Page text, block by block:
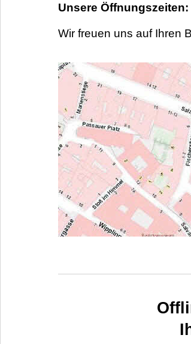
Unsere Öffnungszeiten:
Wir freuen uns auf Ihren